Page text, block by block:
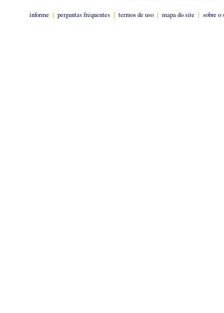
informe | perguntas frequentes | termos de uso | mapa do site | sobre o